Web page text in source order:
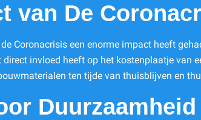
van De
Coronacrisis een enorme impact heeft
invloed heeft op het kostenplaatje van
ten tijde van thuisblijven en